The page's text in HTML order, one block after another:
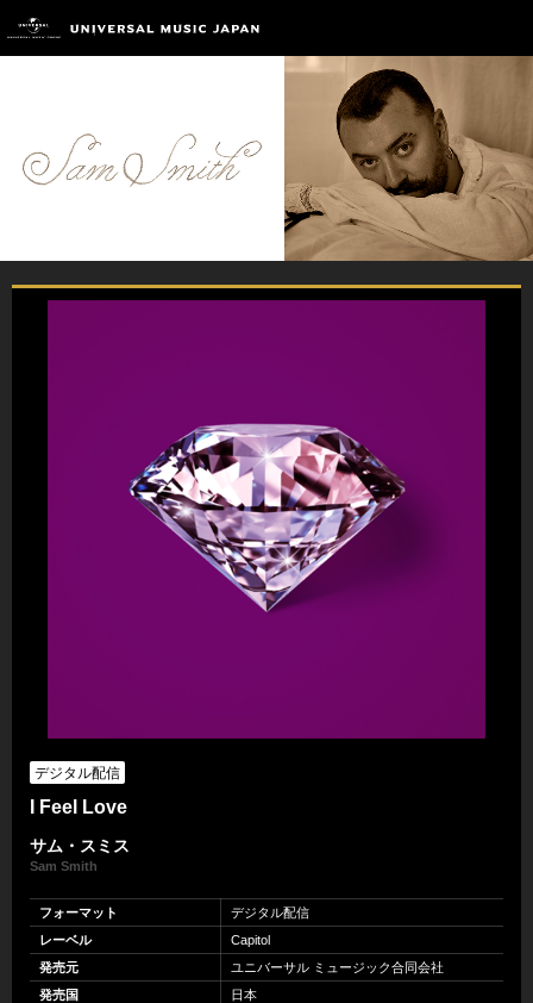
デジタル配信
I Feel Love
サム・スミス
Sam Smith
フォーマット
デジタル配信
レーベル
Capitol
発売元
ユニバーサル ミュージック合同会社
発売国
日本